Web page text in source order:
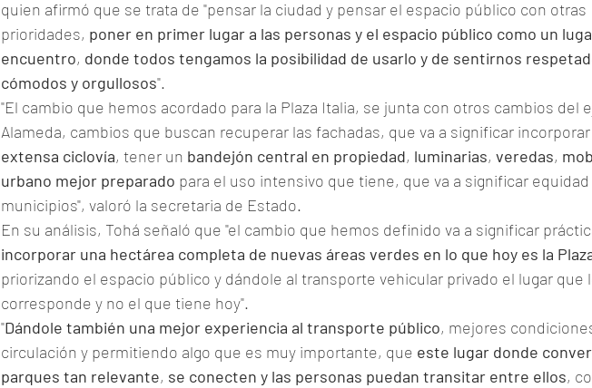
quien afirmó que se trata de "pensar la ciudad y pensar el espacio público con otras
prioridades, poner en primer lugar a las personas y el espacio público como un
encuentro, donde todos tengamos la posibilidad de usarlo y de sentirnos
cómodos y orgullosos".
"El cambio que hemos acordado para la Plaza Italia, se junta con otros cambios del
Alameda, cambios que buscan recuperar las fachadas, que va a significar
extensa ciclovía, tener un bandejón central en propiedad, luminarias, veredas,
urbano mejor preparado para el uso intensivo que tiene, que va a significar
municipios", valoró la secretaria de Estado.
En su análisis, Tohá señaló que "el cambio que hemos definido va a significar
incorporar una hectárea completa de nuevas áreas verdes en lo que hoy es la
priorizando el espacio público y dándole al transporte vehicular privado el lugar que
corresponde y no el que tiene hoy".
"Dándole también una mejor experiencia al transporte público, mejores
circulación y permitiendo algo que es muy importante, que este lugar donde
parques tan relevante, se conecten y las personas puedan transitar entre ellos,